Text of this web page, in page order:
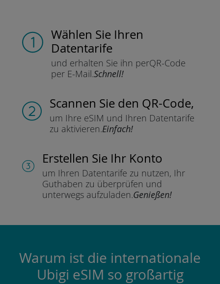
Wählen Sie Ihren
Datentarife
und erhalten Sie ihn perQR-Code
per E-Mail.Schnell!
Scannen Sie den QR-Code,
um Ihre eSIM und Ihren Datentarife
zu aktivieren.Einfach!
Erstellen Sie Ihr Konto
um Ihren Datentarife zu nutzen, Ihr
Guthaben zu überprüfen und
unterwegs aufzuladen.Genießen!
Warum ist die internationale
Ubigi eSIM so großartig